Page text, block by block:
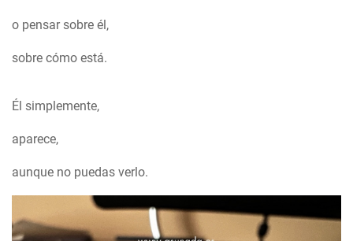
o pensar sobre él,
sobre cómo está.
Él simplemente,
aparece,
aunque no puedas verlo.